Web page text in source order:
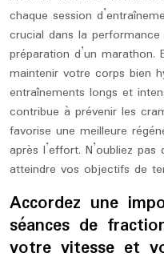
chaque session
crucial dans la
préparation d’un marathon.
maintenir votre corps bien
entraînements longs et
contribue à prévenir les
favorise une meilleure
après l’effort. N’oubliez
atteindre vos objectifs de
Accordez une
séances de
votre vitesse et